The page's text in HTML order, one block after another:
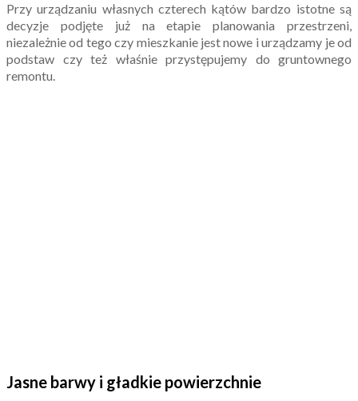
Przy urządzaniu własnych czterech kątów bardzo istotne są
decyzje podjęte już na etapie planowania przestrzeni,
niezależnie od tego czy mieszkanie jest nowe i urządzamy je od
podstaw czy też właśnie przystępujemy do gruntownego
remontu.
Jasne barwy i gładkie powierzchnie